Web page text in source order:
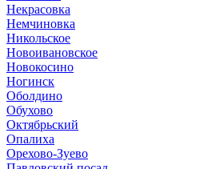
Некрасовка
Немчиновка
Никольское
Новоивановское
Новокосино
Ногинск
Оболдино
Обухово
Октябрьский
Опалиха
Орехово-Зуево